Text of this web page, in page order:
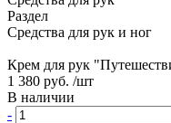
Раздел
Средства для рук и ног
Крем для рук
1 380 руб. /шт
В наличии
-